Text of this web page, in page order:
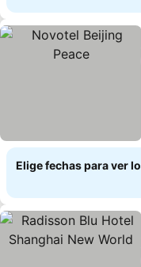
Elige fechas para ver